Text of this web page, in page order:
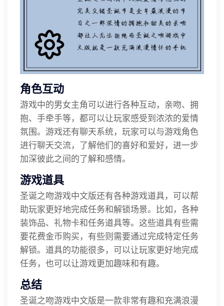
角色互动
游戏中的男女主角可以进行各种互动，亲吻、拥
抱、手牵手等，都可以让玩家感受到浓浓的爱情
氛围。游戏还有聊天系统，玩家可以与游戏角色
进行聊天交流，了解他们的喜好和爱好，进一步
加深彼此之间的了解和感情。
游戏道具
圣诞之吻游戏中文版还有各种游戏道具，可以帮
助玩家更好地完成任务和解锁场景。比如，各种
装饰品、礼物卡和任务道具等。这些道具有些需
要花费金币购买，有些则需要通过完成特定任务
解锁。道具的功能很多，可以让玩家更好地完成
任务，也可以让游戏更加趣味和有趣。
总结
圣诞之吻游戏中文版是一款非常有趣和充满浪漫